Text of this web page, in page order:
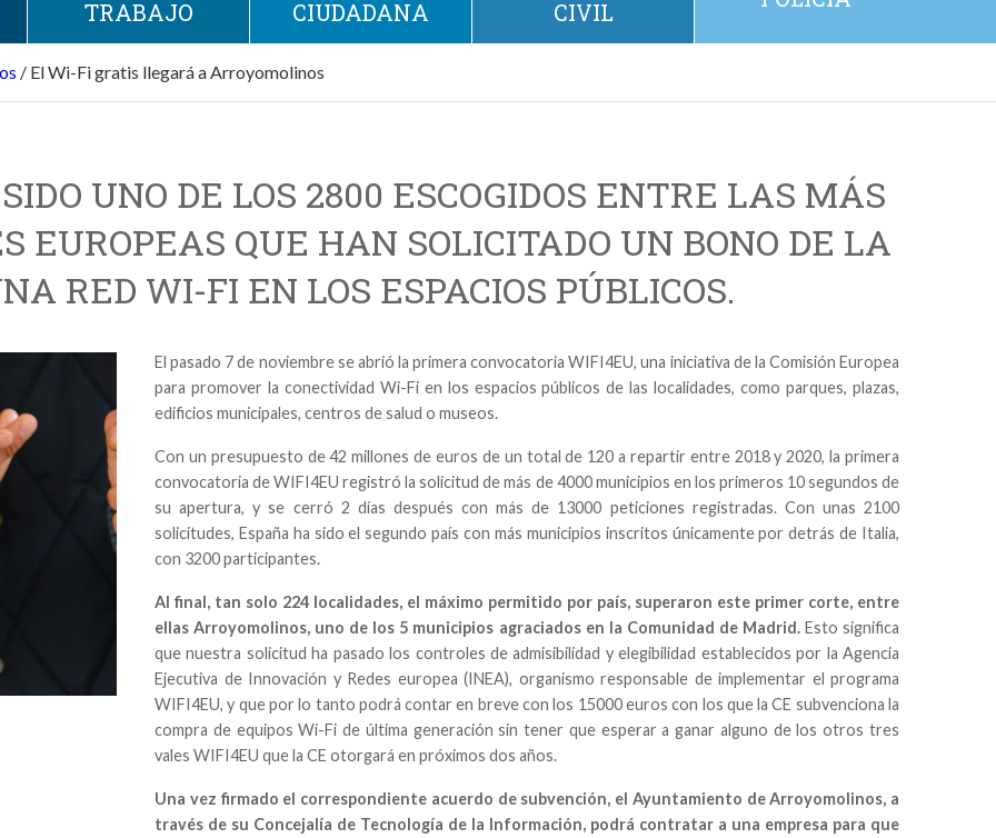
TRABAJO CIUDADANA CIVIL
/ El Wi-Fi gratis llegará a Arroyomolinos
UNO DE LOS 2800 ESCOGIDOS ENTRE LAS MÁS
EUROPEAS QUE HAN SOLICITADO UN BONO DE LA
RED WI-FI EN LOS ESPACIOS PÚBLICOS.
El pasado 7 de noviembre se abrió la primera convocatoria WIFI4EU, una iniciativa de la Comisión Europea
para promover la conectividad Wi-Fi en los espacios públicos de las localidades, como parques, plazas,
edificios municipales, centros de salud o museos.
Con un presupuesto de 42 millones de euros de un total de 120 a repartir entre 2018 y 2020, la primera
convocatoria de WIFI4EU registró la solicitud de más de 4000 municipios en los primeros 10 segundos de
su apertura, y se cerró 2 días después con más de 13000 peticiones registradas. Con unas 2100
solicitudes, España ha sido el segundo país con más municipios inscritos únicamente por detrás de Italia,
con 3200 participantes.
Al final, tan solo 224 localidades, el máximo permitido por país, superaron este primer corte, entre
ellas Arroyomolinos, uno de los 5 municipios agraciados en la Comunidad de Madrid.Esto significa
que nuestra solicitud ha pasado los controles de admisibilidad y elegibilidad establecidos por la Agencia
Ejecutiva de Innovación y Redes europea (INEA), organismo responsable de implementar el programa
WIFI4EU, y que por lo tanto podrá contar en breve con los 15000 euros con los que la CE subvenciona la
compra de equipos Wi-Fi de última generación sin tener que esperar a ganar alguno de los otros tres
vales WIFI4EU que la CE otorgará en próximos dos años.
Una vez firmado el correspondiente acuerdo de subvención, el Ayuntamiento de Arroyomolinos, a
través de su Concejalía de Tecnología de la Información, podrá contratar a una empresa para que